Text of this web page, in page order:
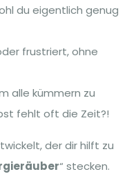
du eigentlich genug
frustriert, ohne
alle kümmern zu
fehlt oft die Zeit?!
der dir hilft zu
“ stecken.